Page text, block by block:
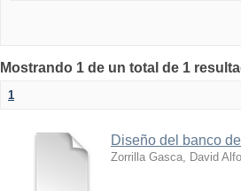
Mostrando 1 de un total de 1
1
Diseño del banco
Zorrilla Gasca, David